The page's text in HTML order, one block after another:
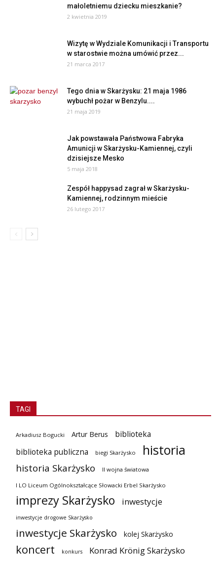
małoletniemu dziecku mieszkanie?
2 kwietnia 2019
Wizytę w Wydziale Komunikacji i Transportu
w starostwie można umówić przez...
21 marca 2017
Tego dnia w Skarżysku: 21 maja 1986
wybuchł pożar w Benzylu....
21 maja 2019
Jak powstawała Państwowa Fabryka
Amunicji w Skarżysku-Kamiennej, czyli
dzisiejsze Mesko
5 maja 2018
Zespół happysad zagrał w Skarżysku-
Kamiennej, rodzinnym mieście
26 lutego 2017
TAGI
Arkadiusz Bogucki Artur Berus
biblioteka
biblioteka publiczna
biegi Skarżysko historia
historia Skarżysko II wojna światowa
I LO Liceum Ogólnokształcące Słowacki Erbel Skarżysko
imprezy Skarżysko inwestycje
inwestycje drogowe Skarżysko
inwestycje Skarżysko kolej Skarżysko
koncert konkurs Konrad Krönig Skarżysko